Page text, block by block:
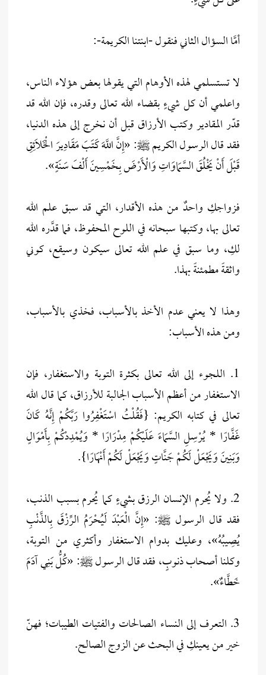
أمَّا السؤال الثاني فنقول -ابنتنا الكريمة-:
لا تستسلمي لهذه الأوهام التي يقولها بعض هؤلاء الناس،
واعلمي أن كل شيءٍ بقضاء الله تعالى وقدره، فإن الله قد
قدّر المقادير وكتب الأرزاق قبل أن نخرج إلى هذه الدنيا،
فقد قال الرسول الكريم ﷺ: «إِنَّ اللَّهَ كَتَبَ مَقَادِيرَ الْخَلَائِقِ
قَبْلَ أَنْ يَخْلُقَ السَّمَاوَاتِ وَالْأَرْضَ بِخَمْسِينَ أَلْفَ سَنَةٍ».
فزواجكِ واحدٌ من هذه الأقدار، التي قد سبق علم الله
تعالى بها، وكتبها سبحانه في اللوح المحفوظ، فما قدَّره الله
لكِ، وما سبق في علم الله تعالى سيكون وسيقع، كوني
واثقةً مطمئنةً بهذا.
وهذا لا يعني عدم الأخذ بالأسباب، فخذي بالأسباب،
ومن هذه الأسباب:
1. اللجوء إلى الله تعالى بكثرة التوبة والاستغفار، فإن
الاستغفار من أعظم الأسباب الجالبة للأرزاق، كما قال الله
تعالى في كتابه الكريم: {فَقُلْتُ اسْتَغْفِرُوا رَبَّكُمْ إِنَّهُ كَانَ
غَفَّارًا * يُرْسِلِ السَّمَاءَ عَلَيْكُمْ مِدْرَارًا * وَيُمْدِدْكُمْ بِأَمْوَالٍ
وَبَنِينَ وَيَجْعَلْ لَكُمْ جَنَّاتٍ وَيَجْعَلْ لَكُمْ أَنْهَارًا}.
2. ولا يُحرم الإنسان الرزق بشيءٍ كما يُحرم بسبب الذنب،
فقد قال الرسول ﷺ: «إِنَّ الْعَبْدَ لَيُحْرَمُ الرِّزْقَ بِالذَّنْبِ
يُصِيبُهُ»، وعليك بدوام الاستغفار وأكثري من التوبة،
وكلنا أصحاب ذنوبٍ، فقد قال الرسول ﷺ: «كُلُّ بَنِي آدَمَ
خَطَّاءٌ».
3. التعرف إلى النساء الصالحات والفتيات الطيبات؛ فهنّ
خير من يعينكِ في البحث عن الزوج الصالح.